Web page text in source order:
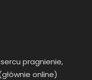
sercu pragnienie,
online)